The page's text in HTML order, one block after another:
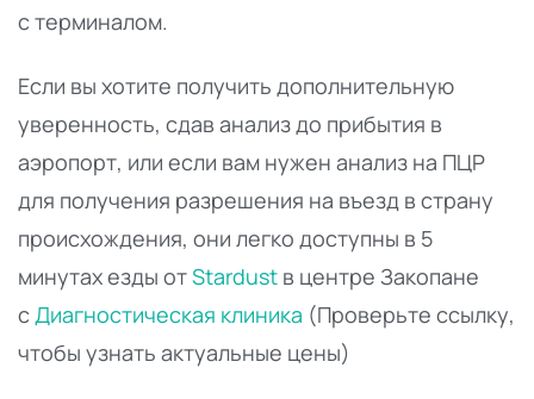
с терминалом.
Если вы хотите получить дополнительную
уверенность, сдав анализ до прибытия в
аэропорт, или если вам нужен анализ на ПЦР
для получения разрешения на въезд в страну
происхождения, они легко доступны в 5
минутах езды отStardust в центре Закопане
сДиагностическая клиника (Проверьте ссылку,
чтобы узнать актуальные цены)